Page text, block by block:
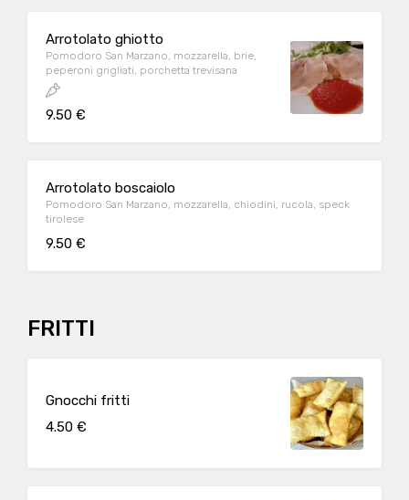
Arrotolato ghiotto
Pomodoro San Marzano, mozzarella, brie,
peperoni grigliati, porchetta trevisana
9.50 €
Arrotolato boscaiolo
Pomodoro San Marzano, mozzarella, chiodini, rucola, speck
tirolese
9.50 €
FRITTI
Gnocchi fritti
4.50 €